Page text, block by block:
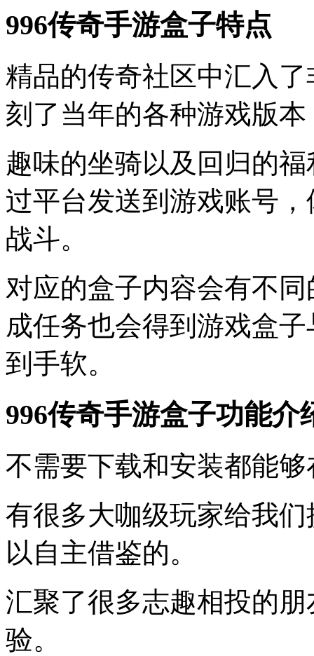
996传奇手游盒子特点
精品的传奇社区中汇入
刻了当年的各种游戏版
趣味的坐骑以及回归的
过平台发送到游戏账号
战斗。
对应的盒子内容会有不
成任务也会得到游戏盒
到手软。
996传奇手游盒子功能介
不需要下载和安装都能
有很多大咖级玩家给我
以自主借鉴的。
汇聚了很多志趣相投的
验。